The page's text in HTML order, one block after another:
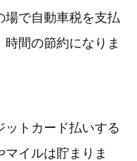
場で自動車税を支払
間の節約になりま
トカード払いする
イルは貯まりま